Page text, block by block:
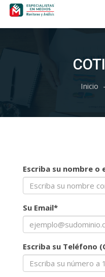
Inicio
Escriba su nombre o
Su Email*
Escriba su Teléfono